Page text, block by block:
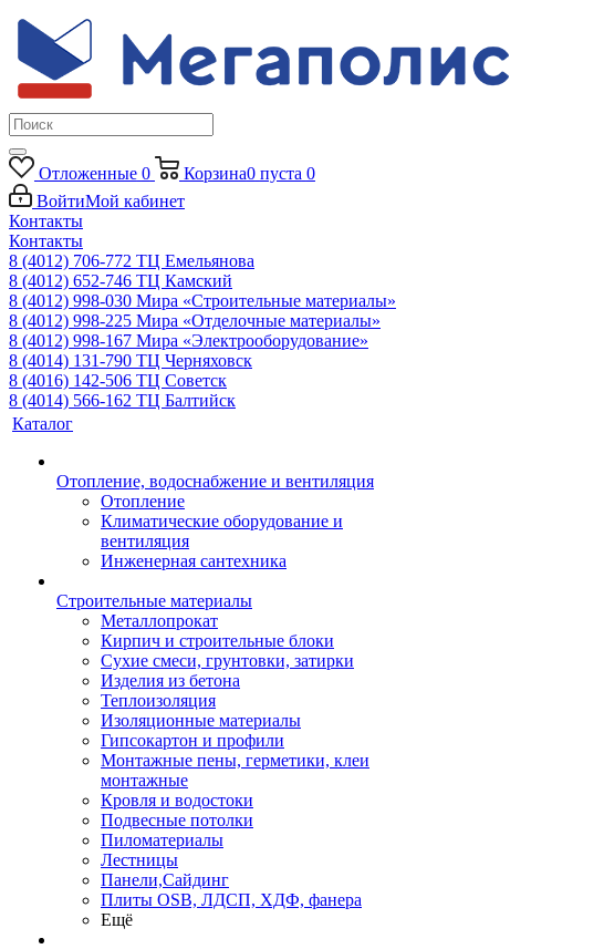
Отложенные 0 Корзина0 пуста 0
ВойтиМой кабинет
Контакты
Контакты
8 (4012) 706-772 ТЦ Емельянова
8 (4012) 652-746 ТЦ Камский
8 (4012) 998-030 Мира «Строительные материалы»
8 (4012) 998-225 Мира «Отделочные материалы»
8 (4012) 998-167 Мира «Электрооборудование»
8 (4014) 131-790 ТЦ Черняховск
8 (4016) 142-506 ТЦ Советск
8 (4014) 566-162 ТЦ Балтийск
Каталог
Отопление, водоснабжение и вентиляция
Отопление
Климатические оборудование и
вентиляция
Инженерная сантехника
Строительные материалы
Металлопрокат
Кирпич и строительные блоки
Сухие смеси, грунтовки, затирки
Изделия из бетона
Теплоизоляция
Изоляционные материалы
Гипсокартон и профили
Монтажные пены, герметики, клеи
монтажные
Кровля и водостоки
Подвесные потолки
Пиломатериалы
Лестницы
Панели,Сайдинг
Плиты OSB, ЛДСП, ХДФ, фанера
Ещё